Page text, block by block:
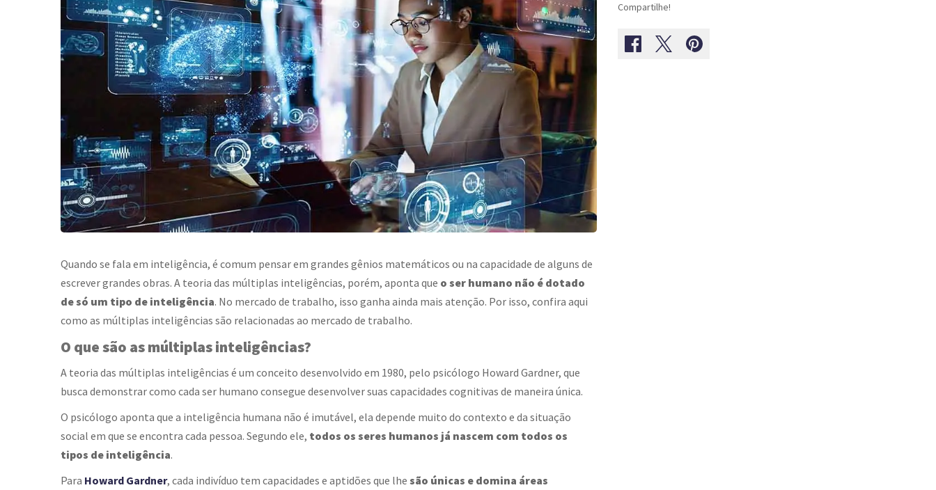
Quando se fala em inteligência, é comum pensar em grandes gênios matemáticos ou na capacidade de alguns de
escrever grandes obras. A teoria das múltiplas inteligências, porém, aponta que o ser humano não é dotado
de só um tipo de inteligência. No mercado de trabalho, isso ganha ainda mais atenção. Por isso, confira aqui
como as múltiplas inteligências são relacionadas ao mercado de trabalho.
O que são asmúltiplas inteligências?
A teoria das múltiplas inteligências é um conceito desenvolvido em 1980, pelo psicólogo Howard Gardner, que
busca demonstrar como cada ser humano consegue desenvolver suas capacidades cognitivas de maneira única.
O psicólogo aponta que a inteligência humana não é imutável, ela depende muito do contexto e da situação
social em que se encontra cada pessoa. Segundo ele, todos os seres humanos já nascem com todos os
tipos de inteligência.
Para Howard Gardner, cada indivíduo tem capacidades e aptidões que lhe são únicas e domina áreas
Compartilhe!